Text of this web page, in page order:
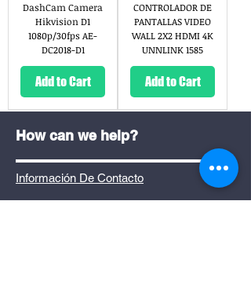
DashCam Camera
Hikvision D1
1080p/30fps AE-
DC2018-D1
Add to Cart
CONTROLADOR DE
PANTALLAS VIDEO
WALL 2X2 HDMI 4K
UNNLINK 1585
Add to Cart
How can we help?
Información De Contacto